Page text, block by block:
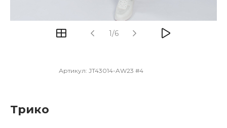
1/6
Артикул: JT43014-AW23 #4
Трико